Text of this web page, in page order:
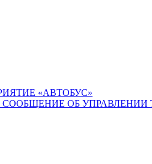
«АВТОБУС»
ОБ УПРАВЛЕНИИ